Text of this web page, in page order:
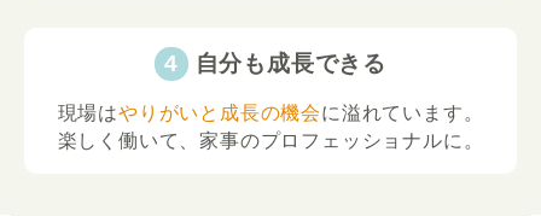
自分も成長できる
現場はやりがいと成長の機会に溢れています。
楽しく働いて、家事のプロフェッショナルに。